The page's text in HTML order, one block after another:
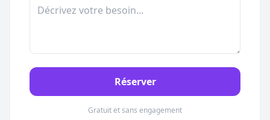
Réserver
Gratuit et sans engagement